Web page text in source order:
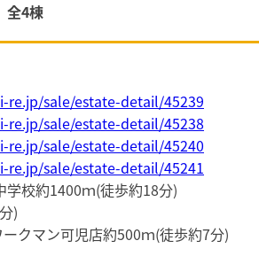
4棟
re.jp/sale/estate-detail/45239
re.jp/sale/estate-detail/45238
re.jp/sale/estate-detail/45240
re.jp/sale/estate-detail/45241
校約1400ｍ(徒歩約18分)
)
クマン可児店約500ｍ(徒歩約7分)